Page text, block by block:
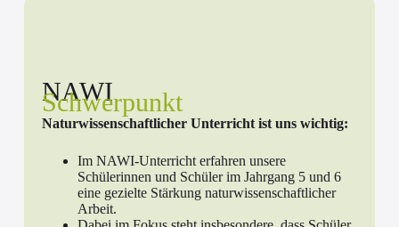
NAWI
Schwerpunkt
Naturwissenschaftlicher Unterricht ist uns wichtig:
Im NAWI-Unterricht erfahren unsere
Schülerinnen und Schüler im Jahrgang 5 und 6
eine gezielte Stärkung naturwissenschaftlicher
Arbeit.